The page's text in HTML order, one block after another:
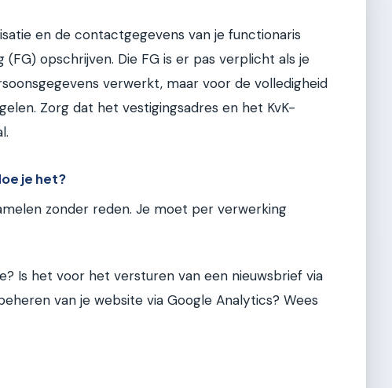
en de contactgegevens van je functionaris
opschrijven. Die FG is er pas verplicht als je
verwerkt, maar voor de volledigheid
Zorg dat het vestigingsadres en het KvK-
je het?
zonder reden. Je moet per verwerking
Is het voor het versturen van een nieuwsbrief via
van je website via Google Analytics? Wees